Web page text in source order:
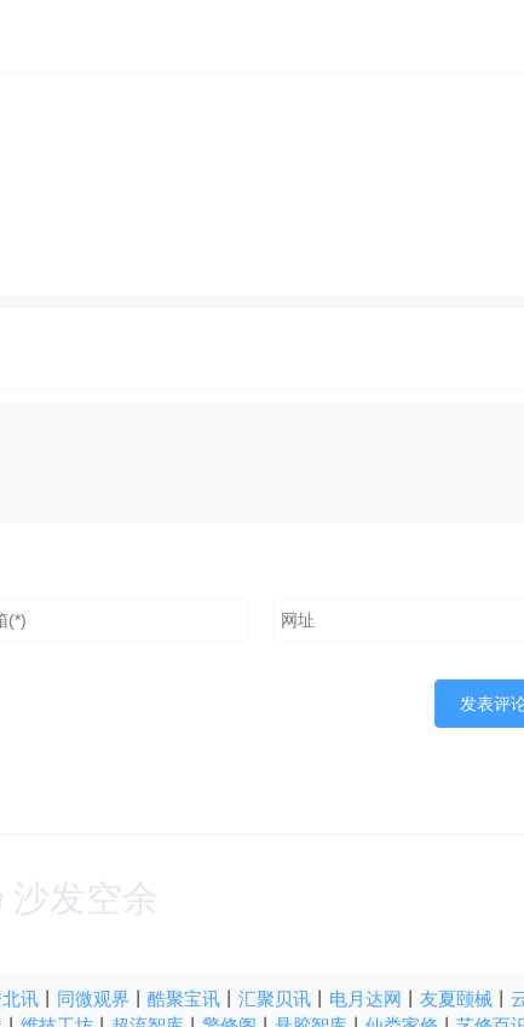
沙发空余
讯 同微观界 酷聚宝讯 汇聚贝讯 电月达网 友夏颐械